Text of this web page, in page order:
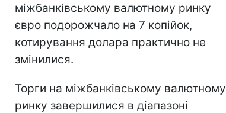
міжбанківському валютному ринку
євро подорожчало на 7 копійок,
котирування долара практично не
змінилися.
Торги на міжбанківському валютному
ринку завершилися в діапазоні